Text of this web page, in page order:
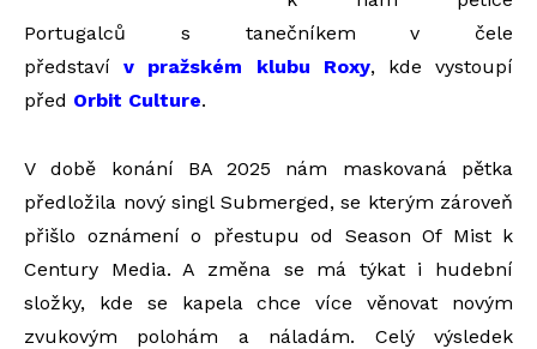
Portugalců s tanečníkem v čele
představív pražském klubu Roxy, kde vystoupí
před Orbit Culture.
V době konání BA 2025 nám maskovaná pětka
předložila nový singl Submerged, se kterým zároveň
přišlo oznámení o přestupu od Season Of Mist k
Century Media. A změna se má týkat i hudební
složky, kde se kapela chce více věnovat novým
zvukovým polohám a náladám. Celý výsledek